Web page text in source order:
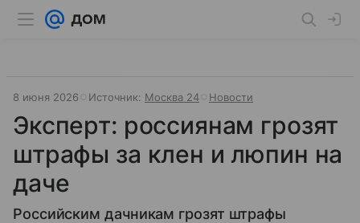
8 июня 2026 Источник: Москва 24 Новости
Эксперт: россиянам грозят
штрафы за клен и люпин на
даче
Российским дачникам грозят штрафы